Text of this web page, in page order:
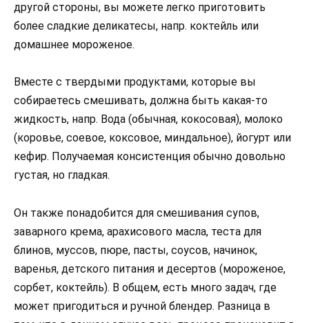
другой стороны, вы можете легко приготовить
более сладкие деликатесы, напр. коктейль или
домашнее мороженое.
Вместе с твердыми продуктами, которые вы
собираетесь смешивать, должна быть какая-то
жидкость, напр. Вода (обычная, кокосовая), молоко
(коровье, соевое, коксовое, миндальное), йогурт или
кефир. Получаемая консистенция обычно довольно
густая, но гладкая.
Он также понадобится для смешивания супов,
заварного крема, арахисового масла, теста для
блинов, муссов, пюре, пасты, соусов, начинок,
варенья, детского питания и десертов (мороженое,
сорбет, коктейль). В общем, есть много задач, где
может пригодиться и ручной блендер. Разница в